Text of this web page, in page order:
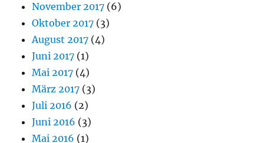
November 2017 (6)
Oktober 2017 (3)
August 2017 (4)
Juni 2017 (1)
Mai 2017 (4)
März 2017 (3)
Juli 2016 (2)
Juni 2016 (3)
Mai 2016 (1)